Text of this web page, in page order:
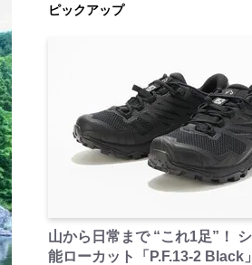
ピックアップ
山から日常まで “これ1足”！
能ローカット「P.F.13-2 Black